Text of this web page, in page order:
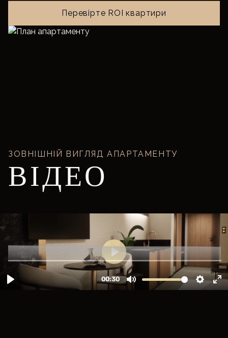
Перевірте ROI квартири
ЗОВНІШНІЙ ВИГЛЯД АПАРТАМЕНТУ
ВІДЕО